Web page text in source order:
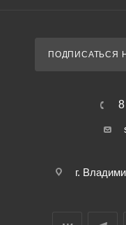
ПОДПИСАТЬСЯ
г.